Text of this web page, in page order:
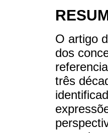
O artigo
dos
três